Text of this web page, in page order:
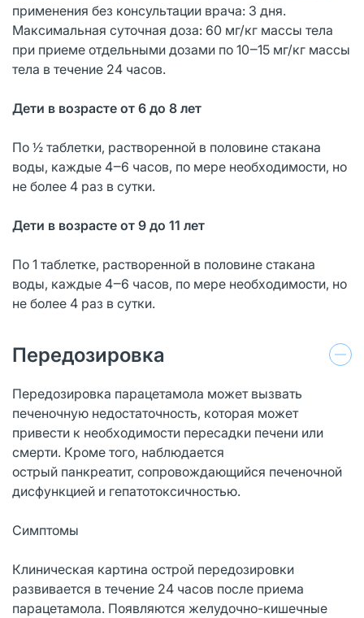
применения без консультации врача: 3 дня.
Максимальная суточная доза: 60 мг/кг массы тела
при приеме отдельными дозами по 10‒15 мг/кг массы
тела в течение 24 часов.
Дети в возрасте от 6 до 8 лет
По ½ таблетки, растворенной в половине стакана
воды, каждые 4‒6 часов, по мере необходимости, но
не более 4 раз в сутки.
Дети в возрасте от 9 до 11 лет
По 1 таблетке, растворенной в половине стакана
воды, каждые 4‒6 часов, по мере необходимости, но
не более 4 раз в сутки.
Передозировка
Передозировка парацетамола может вызвать
печеночную недостаточность, которая может
привести к необходимости пересадки печени или
смерти. Кроме того, наблюдается
острый панкреатит, сопровождающийся печеночной
дисфункцией и гепатотоксичностью.
Симптомы
Клиническая картина острой передозировки
развивается в течение 24 часов после приема
парацетамола. Появляются желудочно-кишечные